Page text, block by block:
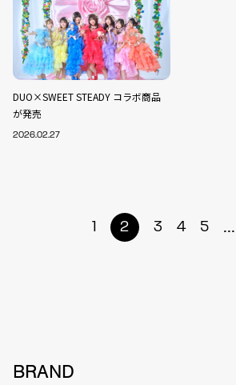
DUO×SWEET STEADY コラボ商品
が発売
2026.02.27
1 2 3 4 5 ...
BRAND